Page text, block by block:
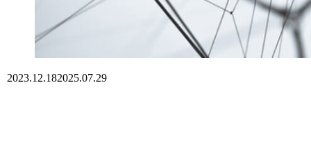
2023.12.182025.07.29